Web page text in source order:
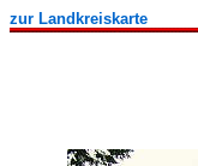
zur Landkreiskarte